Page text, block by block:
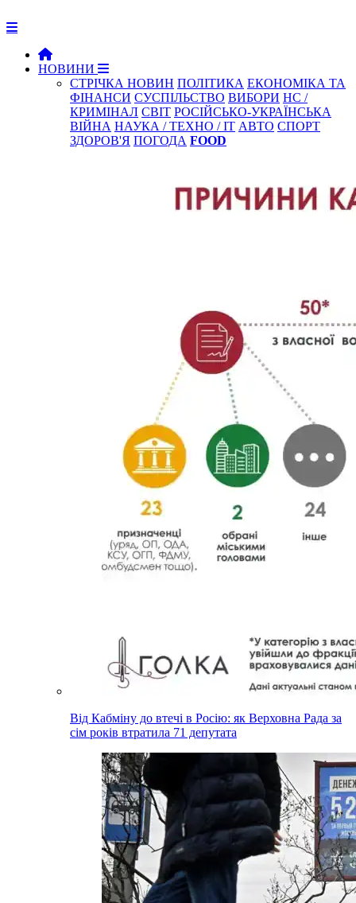
НОВИНИ
СТРІЧКА НОВИН ПОЛІТИКА ЕКОНОМІКА ТА
ФІНАНСИ СУСПІЛЬСТВО ВИБОРИ НС /
КРИМІНАЛ СВІТ РОСІЙСЬКО-УКРАЇНСЬКА
ВІЙНА НАУКА / ТЕХНО / IT АВТО СПОРТ
ЗДОРОВ'Я ПОГОДА FOOD
Від Кабміну до втечі в Росію: як Верховна Рада за
сім років втратила 71 депутата